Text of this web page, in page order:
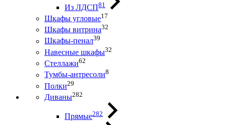
Из ЛДСП81
Шкафы угловые17
Шкафы витрина32
Шкафы-пенал39
Навесные шкафы32
Стеллажи62
Тумбы-антресоли8
Полки29
Диваны282
Прямые282